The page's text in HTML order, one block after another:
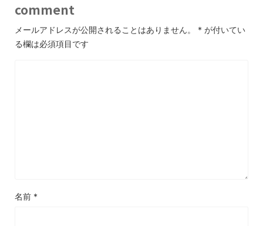
comment
メールアドレスが公開されることはありません。 * が付いてい
る欄は必須項目です
名前 *